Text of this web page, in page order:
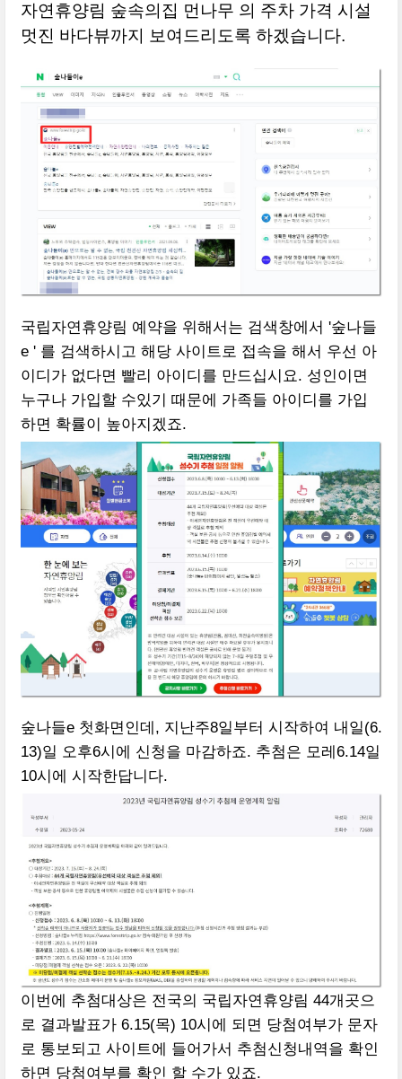
자연휴양림 숲속의집 먼나무 의 주차 가격 시설
멋진 바다뷰까지 보여드리도록 하겠습니다.
국립자연휴양림 예약을 위해서는 검색창에서 '숲나들
e ' 를 검색하시고 해당 사이트로 접속을 해서 우선 아
이디가 없다면 빨리 아이디를 만드십시요. 성인이면
누구나 가입할 수있기 때문에 가족들 아이디를 가입
하면 확률이 높아지겠죠.
숲나들e 첫화면인데, 지난주8일부터 시작하여 내일(6.
13)일 오후6시에 신청을 마감하죠. 추첨은 모레6.14일
10시에 시작한답니다.
이번에 추첨대상은 전국의 국립자연휴양림 44개곳으
로 결과발표가 6.15(목) 10시에 되면 당첨여부가 문자
로 통보되고 사이트에 들어가서 추첨신청내역을 확인
하면 당첨여부를 확인 할 수가 있죠.